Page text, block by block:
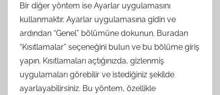
Bir diğer yöntem ise Ayarlar uygulamasını
kullanmaktır. Ayarlar uygulamasına gidin ve
ardından “Genel” bölümüne dokunun. Buradan
“Kısıtlamalar” seçeneğini bulun ve bu bölüme giriş
yapın. Kısıtlamaları açtığınızda, gizlenmiş
uygulamaları görebilir ve istediğiniz şekilde
ayarlayabilirsiniz. Bu yöntem, özellikle